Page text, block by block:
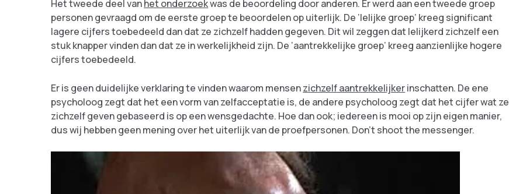
Het tweede deel van het onderzoekwas de beoordeling door anderen. Er werd aan een tweede groep
personen gevraagd om de eerste groep te beoordelen op uiterlijk. De ‘lelijke groep’ kreeg significant
lagere cijfers toebedeeld dan dat ze zichzelf hadden gegeven. Dit wil zeggen dat lelijkerd zichzelf een
stuk knapper vinden dan dat ze in werkelijkheid zijn. De ‘aantrekkelijke groep’ kreeg aanzienlijke hogere
cijfers toebedeeld.
Er is geen duidelijke verklaring te vinden waarom mensenzichzelf aantrekkelijkerinschatten. De ene
psycholoog zegt dat het een vorm van zelfacceptatie is, de andere psycholoog zegt dat het cijfer wat ze
zichzelf geven gebaseerd is op een wensgedachte. Hoe dan ook; iedereen is mooi op zijn eigen manier,
dus wij hebben geen mening over het uiterlijk van de proefpersonen. Don’t shoot the messenger.